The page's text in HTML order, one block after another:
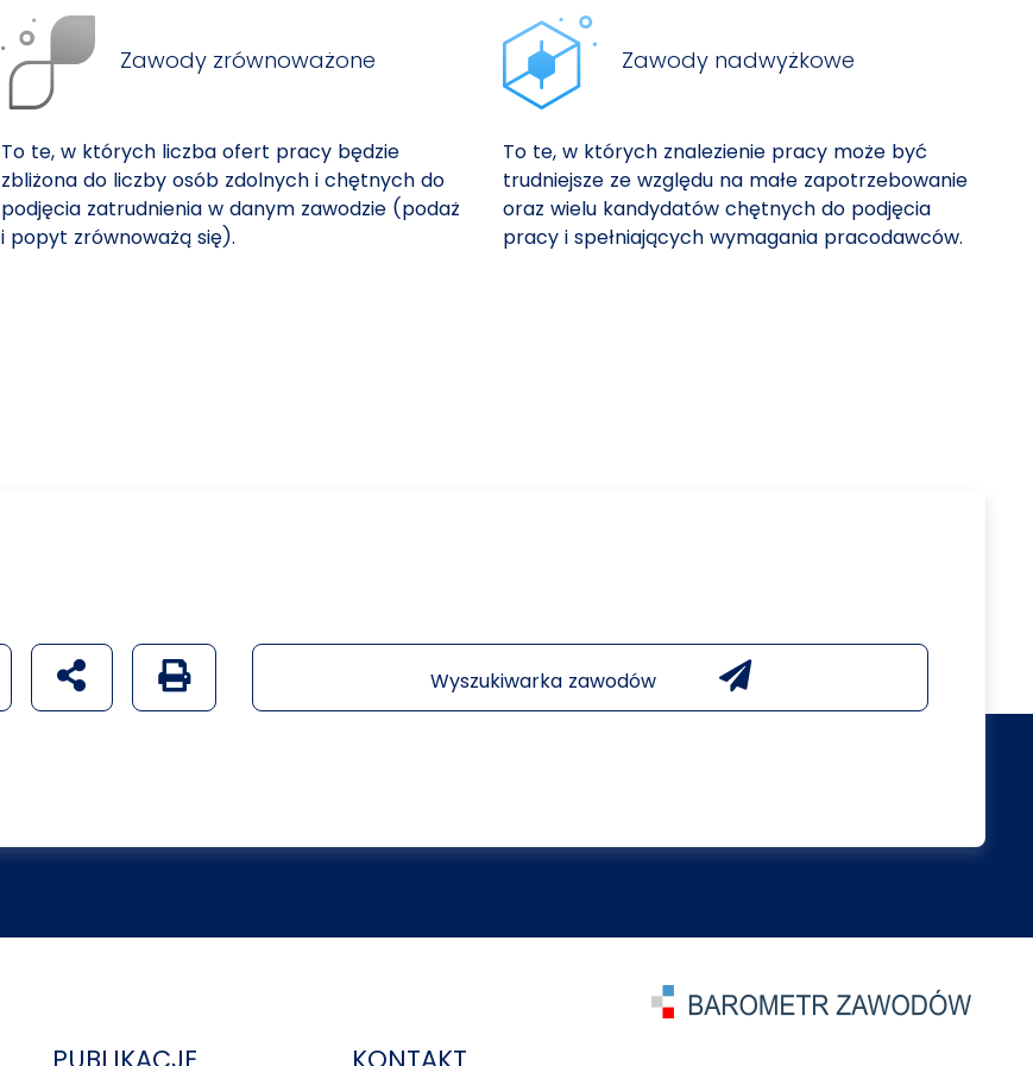
Zawody zrównoważone
To te, w których liczba ofert pracy będzie
zbliżona do liczby osób zdolnych i chętnych do
podjęcia zatrudnienia w danym zawodzie (podaż
i popyt zrównoważą się).
Zawody nadwyżkowe
To te, w których znalezienie pracy może być
trudniejsze ze względu na małe zapotrzebowanie
oraz wielu kandydatów chętnych do podjęcia
pracy i spełniających wymagania pracodawców.
udostępnij na social mediach
Generuj wersję PDF strony Wyszukiwarka zawodów
PUBLIKACJE KONTAKT